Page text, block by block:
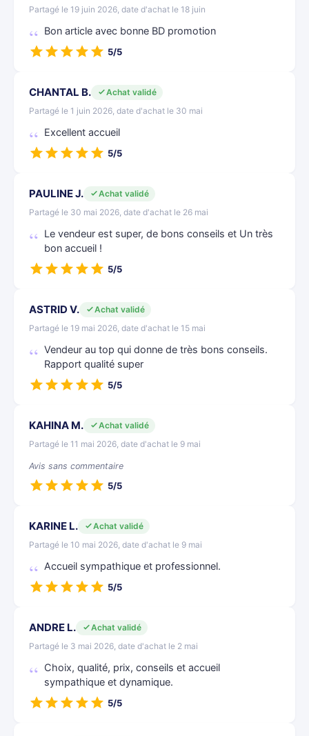
Partagé le 19 juin 2026, date d'achat le 18 juin
Bon article avec bonne BD promotion
5/5
CHANTAL B.
Achat validé
Partagé le 1 juin 2026, date d'achat le 30 mai
Excellent accueil
5/5
PAULINE J.
Achat validé
Partagé le 30 mai 2026, date d'achat le 26 mai
Le vendeur est super, de bons conseils et Un très
bon accueil !
5/5
ASTRID V.
Achat validé
Partagé le 19 mai 2026, date d'achat le 15 mai
Vendeur au top qui donne de très bons conseils.
Rapport qualité super
5/5
KAHINA M.
Achat validé
Partagé le 11 mai 2026, date d'achat le 9 mai
Avis sans commentaire
5/5
KARINE L.
Achat validé
Partagé le 10 mai 2026, date d'achat le 9 mai
Accueil sympathique et professionnel.
5/5
ANDRE L.
Achat validé
Partagé le 3 mai 2026, date d'achat le 2 mai
Choix, qualité, prix, conseils et accueil
sympathique et dynamique.
5/5